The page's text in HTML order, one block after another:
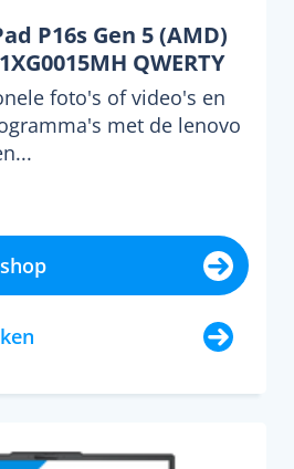
P16s Gen 5 (AMD)
QWERTY
foto's of video's en
met de lenovo